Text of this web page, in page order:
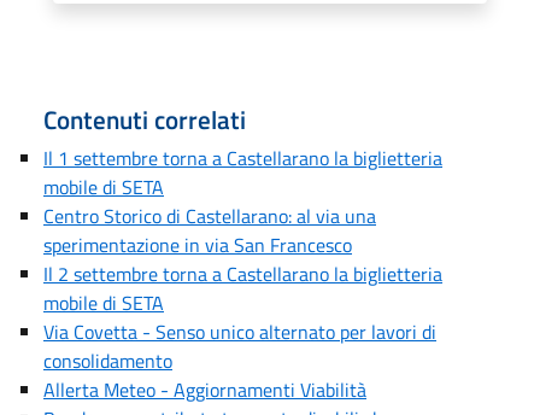
Contenuti correlati
Il 1 settembre torna a Castellarano la biglietteria
mobile di SETA
Centro Storico di Castellarano: al via una
sperimentazione in via San Francesco
Il 2 settembre torna a Castellarano la biglietteria
mobile di SETA
Via Covetta - Senso unico alternato per lavori di
consolidamento
Allerta Meteo - Aggiornamenti Viabilità